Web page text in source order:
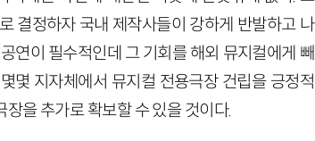
결정하자 국내 제작사들이 강하게 반발하고 나
연이 필수적인데 그 기회를 해외 뮤지컬에게 빼
몇 지자체에서 뮤지컬 전용극장 건립을 긍정적
을 추가로 확보할 수 있을 것이다.